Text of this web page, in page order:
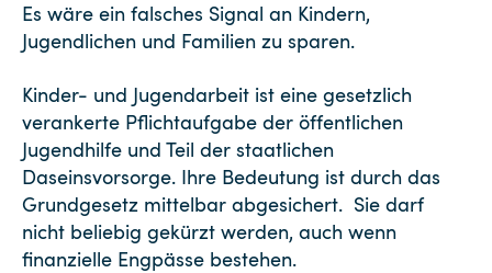
Es wäre ein falsches Signal an Kindern,
Jugendlichen und Familien zu sparen.
Kinder- und Jugendarbeit ist eine gesetzlich
verankerte Pflichtaufgabe der öffentlichen
Jugendhilfe und Teil der staatlichen
Daseinsvorsorge. Ihre Bedeutung ist durch das
Grundgesetz mittelbar abgesichert. Sie darf
nicht beliebig gekürzt werden, auch wenn
finanzielle Engpässe bestehen.